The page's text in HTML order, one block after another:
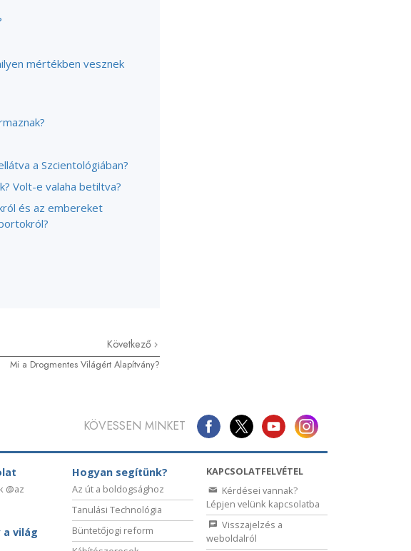
mértékben vesznek
a Szcientológiában?
Volt-e valaha betiltva?
és az embereket
Következő
Mi a Drogmentes Világért Alapítvány?
KÖVESSEN MINKET
@az
a világ
Hogyan segítünk?
Az út a boldogsághoz
Tanulási Technológia
Büntetőjogi reform
KAPCSOLATFELVÉTEL
Kérdései vannak?
Lépjen velünk kapcsolatba
Visszajelzés a
weboldalról